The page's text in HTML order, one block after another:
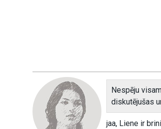
Nespēju
diskutējušas
jaa, Liene ir